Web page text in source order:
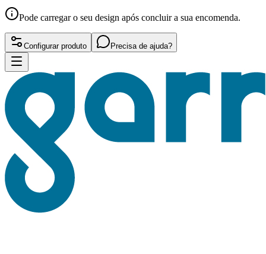
Pode carregar o seu design após concluir a sua encomenda.
Configurar produto Precisa de ajuda?